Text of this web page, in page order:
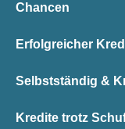
Chancen
Erfolgreicher
Selbstständig &
Kredite trotz